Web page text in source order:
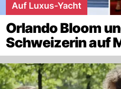
Auf Luxus-Yacht
Orlando Bloom
Schweizerin auf